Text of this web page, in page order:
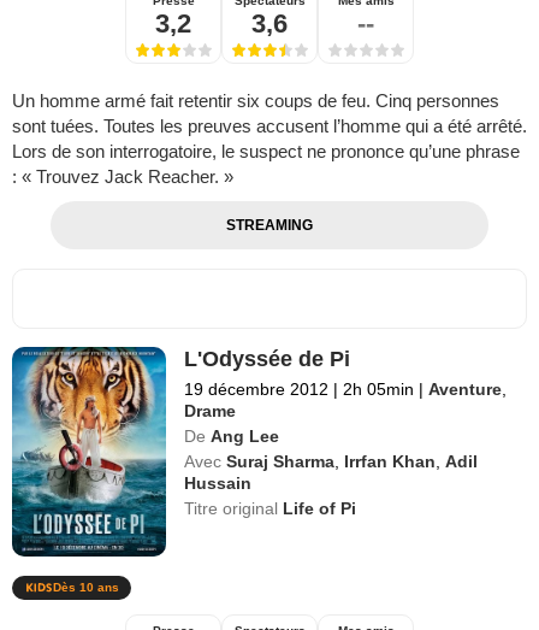
3,2 3,6 --
Un homme armé fait retentir six coups de feu. Cinq personnes
sont tuées. Toutes les preuves accusent l’homme qui a été arrêté.
Lors de son interrogatoire, le suspect ne prononce qu’une phrase
: « Trouvez Jack Reacher. »
STREAMING
L'Odyssée de Pi
19 décembre 2012 | 2h 05min | Aventure,
Drame
De Ang Lee
Avec Suraj Sharma, Irrfan Khan,Adil
Hussain
Titre original Life of Pi
Dès 10 ans